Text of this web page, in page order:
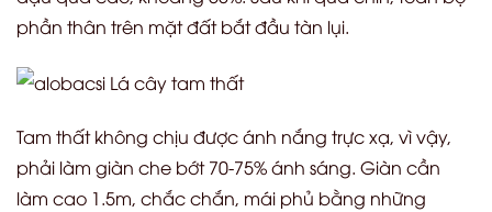
phần thân trên mặt đất bắt đầu tàn lụi.
Tam thất không chịu được ánh nắng trực xạ, vì vậy,
phải làm giàn che bớt 70-75% ánh sáng. Giàn cần
làm cao 1.5m, chắc chắn, mái phủ bằng những